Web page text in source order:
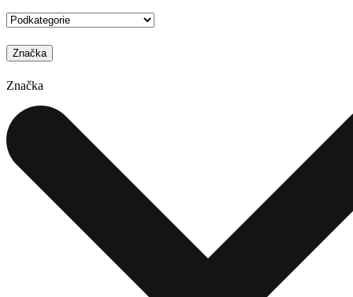
Značka
Značka